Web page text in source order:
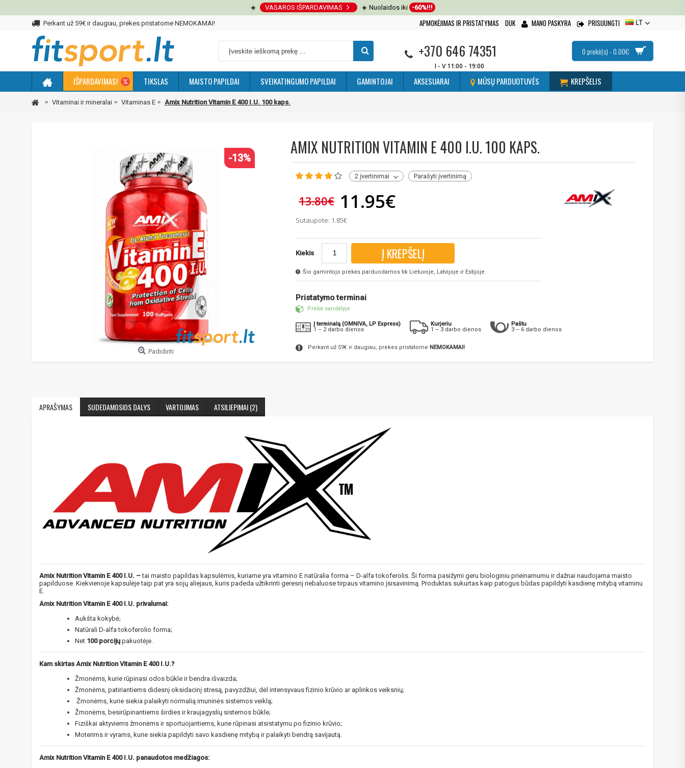
☀️ VASAROS IŠPARDAVIMAS ☀️ Nuolaidos iki -60%!!!
Perkant už 59€ ir daugiau, prekes pristatome NEMOKAMAI! APMOKĖJIMAS IR PRISTATYMAS DUK MANO PASKYRA PRISIJUNGTI LT
+370 646 74351
I - V 11:00 - 19:00
0 prekė(s) - 0.00€
IŠPARDAVIMAS! TIKSLAS MAISTO PAPILDAI SVEIKATINGUMO PAPILDAI GAMINTOJAI AKSESUARAI MŪSŲ PARDUOTUVĖS KREPŠELIS
Vitaminai ir mineralai Vitaminas E Amix Nutrition Vitamin E 400 I.U. 100 kaps.
-13%
Padidinti
AMIX NUTRITION VITAMIN E 400 I.U. 100 KAPS.
2 įvertinimai Parašyti įvertinimą
13.80€ 11.95€
Sutaupote: 1.85€
Kiekis Į KREPŠELĮ
Šio gamintojo prekės parduodamos tik Lietuvoje, Latvijoje ir Estijoje.
Pristatymo terminai
Prekė sandėlyje
Į terminalą (OMNIVA, LP Express)
1 – 2 darbo dienos
Kurjeriu
1 – 3 darbo dienos
Paštu
3 – 6 darbo dienos
Perkant už 59€ ir daugiau, prekes pristatome NEMOKAMAI!
APRAŠYMAS SUDEDAMOSIOS DALYS VARTOJIMAS ATSILIEPIMAI (2)
Amix Nutrition Vitamin E 400 I.U. –tai maisto papildas kapsulėmis, kuriame yra vitamino E natūralia forma – D-alfa tokoferolis. Ši forma pasižymi geru biologiniu prieinamumu ir dažnai naudojama maisto
papilduose. Kiekvienoje kapsulėje taip pat yra sojų aliejaus, kuris padeda užtikrinti geresnį riebaluose tirpaus vitamino įsisavinimą. Produktas sukurtas kaip patogus būdas papildyti kasdienę mitybą vitaminu
E.
Amix Nutrition Vitamin E 400 I.U. privalumai:
Aukšta kokybė;
Natūrali D-alfa tokoferolio forma;
Net 100 porcijų pakuotėje.
Kam skirtas Amix Nutrition Vitamin E 400 I.U.?
Žmonėms, kurie rūpinasi odos būkle ir bendra išvaizda;
Žmonėms, patiriantiems didesnį oksidacinį stresą, pavyzdžiui, dėl intensyvaus fizinio krūvio ar aplinkos veiksnių;
Žmonėms, kurie siekia palaikyti normalią imuninės sistemos veiklą;
Žmonėms, besirūpinantiems širdies ir kraujagyslių sistemos būkle;
Fiziškai aktyviems žmonėms ir sportuojantiems, kurie rūpinasi atsistatymu po fizinio krūvio;
Moterims ir vyrams, kurie siekia papildyti savo kasdienę mitybą ir palaikyti bendrą savijautą.
Amix Nutrition Vitamin E 400 I.U. panaudotos medžiagos: